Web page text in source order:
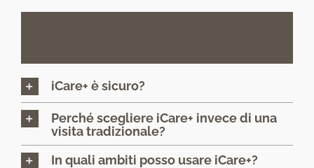
iCare+ è sicuro?
Perché scegliere iCare+ invece di una
visita tradizionale?
In quali ambiti posso usare iCare+?